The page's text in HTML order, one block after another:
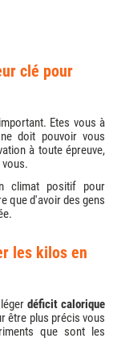
Etes vous à
doit pouvoir vous
à toute épreuve,
vous.
climat positif pour
que d'avoir des gens
légerdéficit calorique
être plus précis vous
que sont les